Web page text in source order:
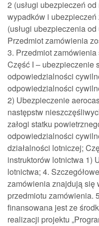
2 (usługi ubezpieczeń
wypadków i
(usługi ubezpieczenia
Przedmiot zamówienia
3. Przedmiot
Część I – ubezpieczenie
odpowiedzialności
odpowiedzialności
2) Ubezpieczenie
następstw
załogi statku
odpowiedzialności
działalności lotniczej;
instruktorów lotnictwa 1)
lotnictwa; 4.
zamówienia znajdują się
przedmiotu zamówienia.
finansowana jest ze
realizacji projektu